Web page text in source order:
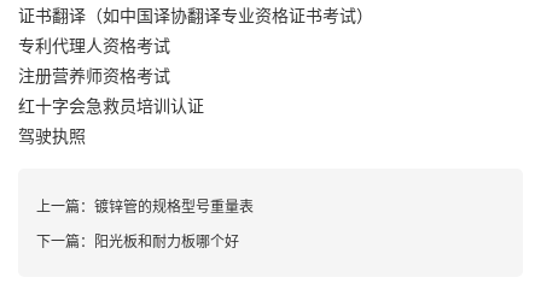
证书翻译（如中国译协翻译专业资格证书考试）
专利代理人资格考试
注册营养师资格考试
红十字会急救员培训认证
驾驶执照
上一篇： 镀锌管的规格型号重量表
下一篇： 阳光板和耐力板哪个好